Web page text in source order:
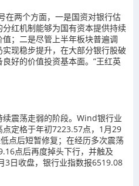
在两个方面，一是国资对银行估
红机制能够为国有资本提供持续
；二是尽管上半年板块普遍调
现稳步提升，在大部分银行股破
好的价值投资基本面。”王红英
震荡走弱的阶段。Wind银行业
定格于年初7223.57点，1月29
点后短暂修复；在经历多次震荡
点后再度掉头下行，并触及
3日收盘，银行业指数报6519.08